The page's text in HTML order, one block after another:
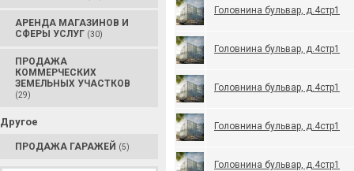
АРЕНДА МАГАЗИНОВ И
СФЕРЫ УСЛУГ (30)
ПРОДАЖА
КОММЕРЧЕСКИХ
ЗЕМЕЛЬНЫХ УЧАСТКОВ
(29)
Другое
ПРОДАЖА ГАРАЖЕЙ (5)
Головнина бульвар, д.4стр1
Головнина бульвар, д.4стр1
Головнина бульвар, д.4стр1
Головнина бульвар, д.4стр1
Головнина бульвар, д.4стр1